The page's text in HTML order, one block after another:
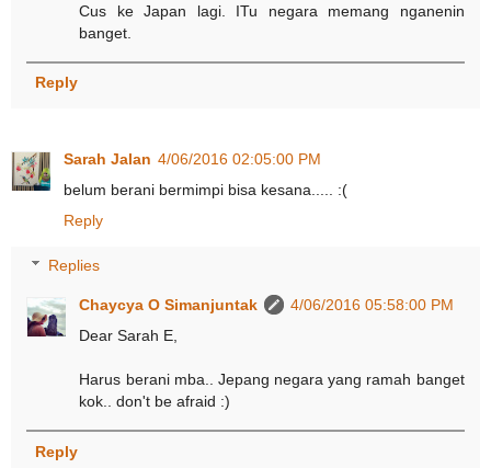
Cus ke Japan lagi. ITu negara memang nganenin
banget.
Reply
Sarah Jalan 4/06/2016 02:05:00 PM
belum berani bermimpi bisa kesana..... :(
Reply
Replies
Chaycya O Simanjuntak
4/06/2016 05:58:00 PM
Dear Sarah E,
Harus berani mba.. Jepang negara yang ramah banget
kok.. don't be afraid :)
Reply